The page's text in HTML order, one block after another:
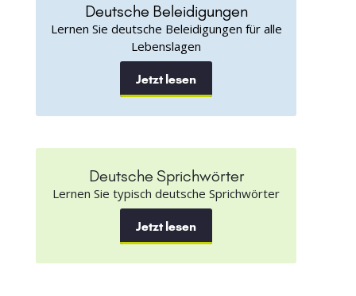
Deutsche Beleidigungen
Lernen Sie deutsche Beleidigungen für alle
Lebenslagen
Jetzt lesen
Deutsche Sprichwörter
Lernen Sie typisch deutsche Sprichwörter
Jetzt lesen